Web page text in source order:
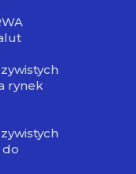
rynek
do